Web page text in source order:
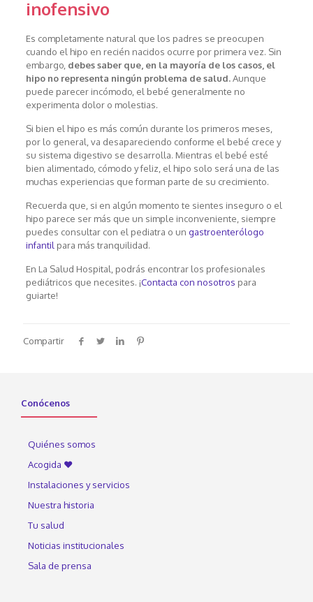
inofensivo
Es completamente natural que los padres se preocupen
cuando el hipo en recién nacidos ocurre por primera vez. Sin
embargo, debes saber que, en la mayoría de los casos, el
hipo no representa ningún problema de salud.Aunque
puede parecer incómodo, el bebé generalmente no
experimenta dolor o molestias.
Si bien el hipo es más común durante los primeros meses,
por lo general, va desapareciendo conforme el bebé crece y
su sistema digestivo se desarrolla. Mientras el bebé esté
bien alimentado, cómodo y feliz, el hipo solo será una de las
muchas experiencias que forman parte de su crecimiento.
Recuerda que, si en algún momento te sientes inseguro o el
hipo parece ser más que un simple inconveniente, siempre
puedes consultar con el pediatra o un gastroenterólogo
infantilpara más tranquilidad.
En La Salud Hospital, podrás encontrar los profesionales
pediátricos que necesites. ¡Contacta con nosotros para
guiarte!
Compartir
Conócenos
Quiénes somos
Acogida ♥
Instalaciones y servicios
Nuestra historia
Tu salud
Noticias institucionales
Sala de prensa